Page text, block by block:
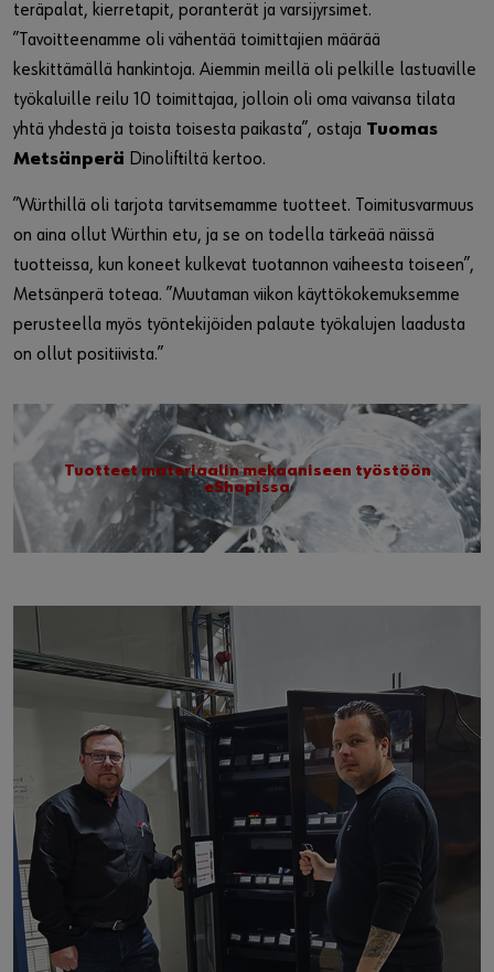
teräpalat, kierretapit, poranterät ja varsijyrsimet.
”Tavoitteenamme oli vähentää toimittajien määrää
keskittämällä hankintoja. Aiemmin meillä oli pelkille lastuaville
työkaluille reilu 10 toimittajaa, jolloin oli oma vaivansa tilata
yhtä yhdestä ja toista toisesta paikasta”, ostaja Tuomas
Metsänperä Dinoliftiltä kertoo.
”Würthillä oli tarjota tarvitsemamme tuotteet. Toimitusvarmuus
on aina ollut Würthin etu, ja se on todella tärkeää näissä
tuotteissa, kun koneet kulkevat tuotannon vaiheesta toiseen”,
Metsänperä toteaa. ”Muutaman viikon käyttökokemuksemme
perusteella myös työntekijöiden palaute työkalujen laadusta
on ollut positiivista.”
Tuotteet materiaalin mekaaniseen työstöön
eShopissa